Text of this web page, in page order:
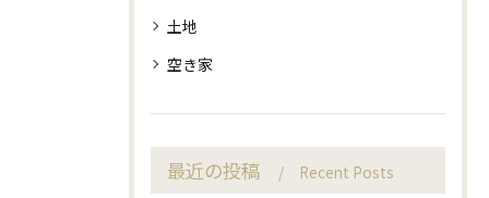
土地
空き家
最近の投稿 Recent Posts